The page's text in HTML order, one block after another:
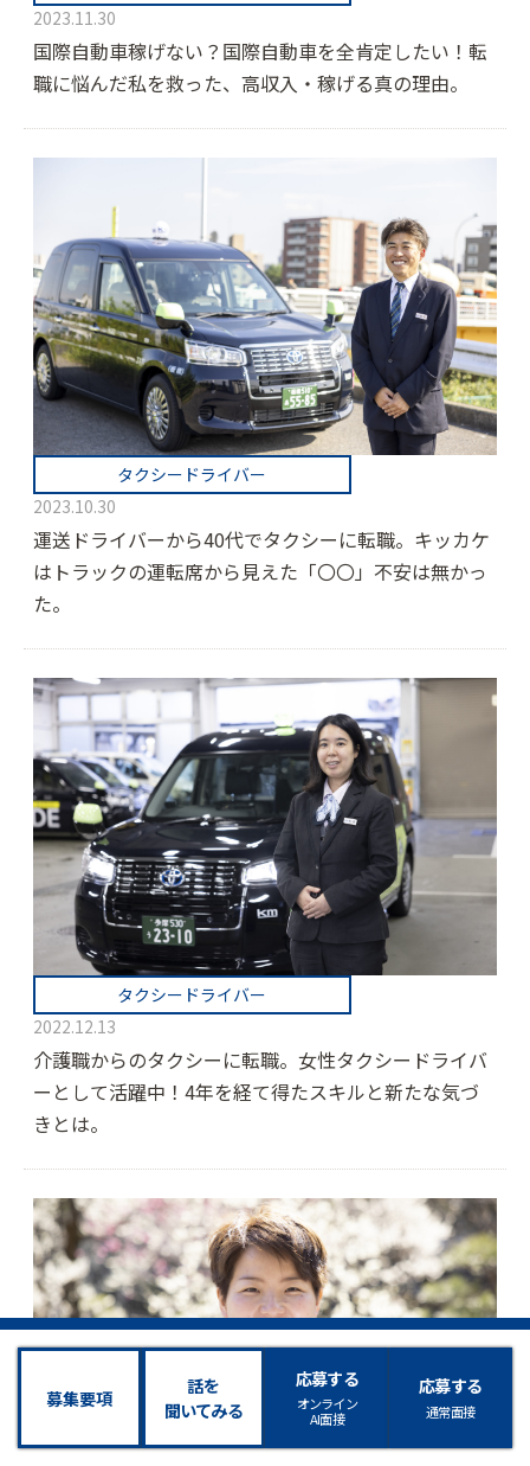
2023.11.30
国際自動車稼げない？国際自動車を全肯定したい！転
職に悩んだ私を救った、高収入・稼げる真の理由。
タクシードライバー
2023.10.30
運送ドライバーから40代でタクシーに転職。キッカケ
はトラックの運転席から見えた「〇〇」不安は無かっ
た。
タクシードライバー
2022.12.13
介護職からのタクシーに転職。女性タクシードライバ
ーとして活躍中！4年を経て得たスキルと新たな気づ
きとは。
募集要項
話を
聞いてみる
応募する
オンライン
AI面接
応募する
通常面接